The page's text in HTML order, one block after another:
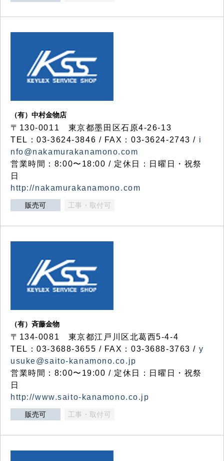
（有）中村金物店
〒130-0011 東京都墨田区石原4-26-13
TEL：03-3624-3846 / FAX：03-3624-2743 / i
nfo@nakamurakanamono.com
営業時間：8:00〜18:00 / 定休日：日曜日・祝祭
日
http://nakamurakanamono.com
販売可 工事・取付可
（有）斉藤金物
〒134-0081 東京都江戸川区北葛西5-4-4
TEL：03-3688-3655 / FAX：03-3688-3763 / y
usuke@saito-kanamono.co.jp
営業時間：8:00〜19:00 / 定休日：日曜日・祝祭
日
http://www.saito-kanamono.co.jp
販売可 工事・取付可